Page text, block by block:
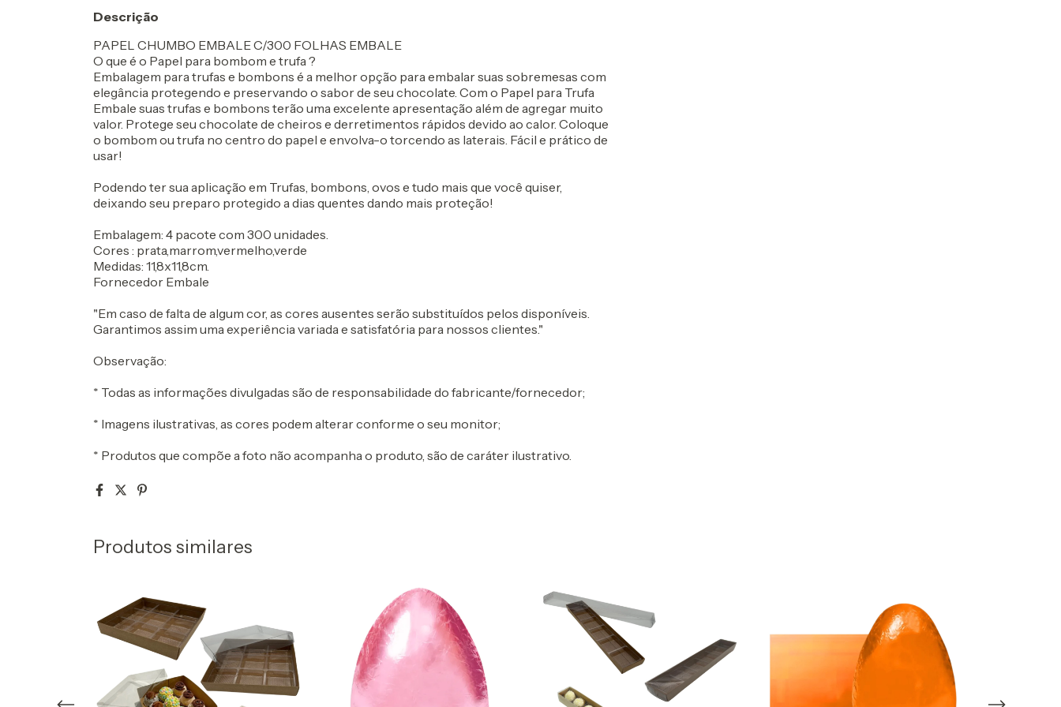
Descrição
PAPEL CHUMBO EMBALE C/300 FOLHAS EMBALE
O que é o Papel para bombom e trufa ?
Embalagem para trufas e bombons é a melhor opção para embalar suas sobremesas com
elegância protegendo e preservando o sabor de seu chocolate. Com o Papel para Trufa
Embale suas trufas e bombons terão uma excelente apresentação além de agregar muito
valor. Protege seu chocolate de cheiros e derretimentos rápidos devido ao calor. Coloque
o bombom ou trufa no centro do papel e envolva-o torcendo as laterais. Fácil e prático de
usar!
Podendo ter sua aplicação em Trufas, bombons, ovos e tudo mais que você quiser,
deixando seu preparo protegido a dias quentes dando mais proteção!
Embalagem: 4 pacote com 300 unidades.
Cores : prata,marrom,vermelho,verde
Medidas: 11,8x11,8cm.
Fornecedor Embale
"Em caso de falta de algum cor, as cores ausentes serão substituídos pelos disponíveis.
Garantimos assim uma experiência variada e satisfatória para nossos clientes."
Observação:
* Todas as informações divulgadas são de responsabilidade do fabricante/fornecedor;
* Imagens ilustrativas, as cores podem alterar conforme o seu monitor;
* Produtos que compõe a foto não acompanha o produto, são de caráter ilustrativo.
Produtos similares